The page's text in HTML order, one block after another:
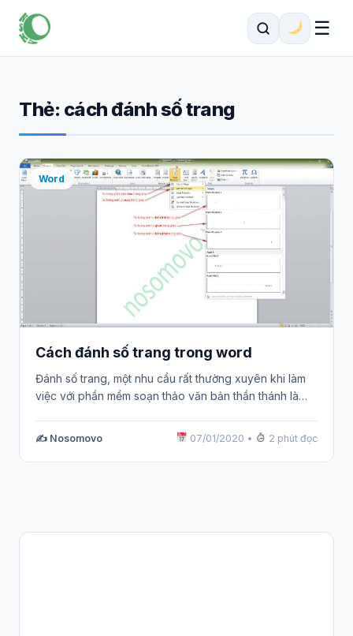
☰
Thẻ: cách đánh số trang
Word
Cách đánh số trang trong word
Đánh số trang, một nhu cầu rất thường xuyên khi làm
việc với phần mềm soạn thảo văn bản thần thánh là…
✍️ Nosomovo 07/01/2020 • 2 phút đọc